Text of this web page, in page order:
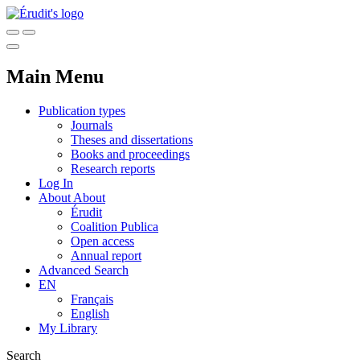
Main Menu
Publication types
Journals
Theses and dissertations
Books and proceedings
Research reports
Log In
About About
Érudit
Coalition Publica
Open access
Annual report
Advanced Search
EN
Français
English
My Library
Search